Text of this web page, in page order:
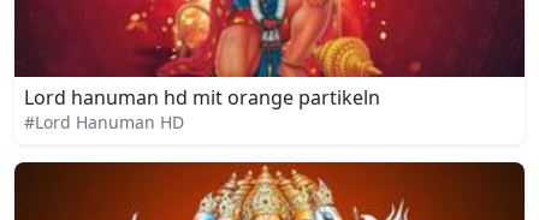
Lord hanuman hd mit orange partikeln
#Lord Hanuman HD